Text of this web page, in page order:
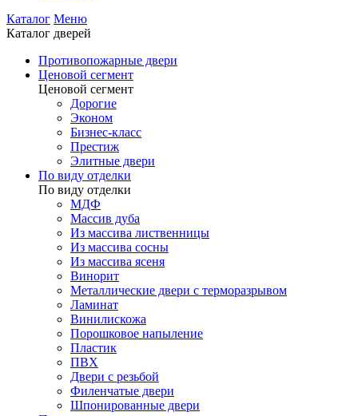
Каталог Меню
Каталог дверей
Противопожарные двери
Ценовой сегмент
Ценовой сегмент
Дорогие
Эконом
Бизнес-класс
Престиж
Элитные двери
По виду отделки
По виду отделки
МДФ
Массив дуба
Из массива лиственницы
Из массива сосны
Из массива ясеня
Винорит
Металлические двери с терморазрывом
Ламинат
Винилискожа
Порошковое напыление
Пластик
ПВХ
Двери с резьбой
Филенчатые двери
Шпонированные двери